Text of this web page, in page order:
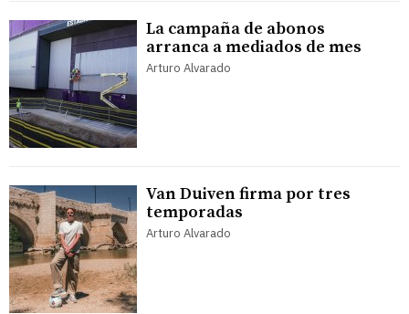
La campaña de abonos
arranca a mediados de mes
Arturo Alvarado
Van Duiven firma por tres
temporadas
Arturo Alvarado